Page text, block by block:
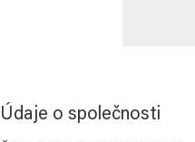
Údaje o společnosti